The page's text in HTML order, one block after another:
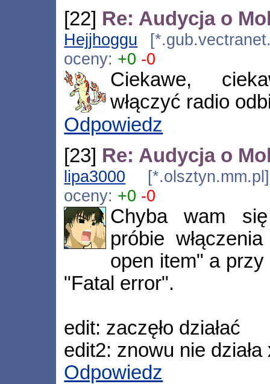
[22] Re: Audycja o
Hejjhoggu
oceny: +0 -0
Ciekawe,
włączyć radio
Odpowiedz
[23] Re: Audycja o
lipa3000
oceny: +0 -0
Chyba wam
próbie
open item" a
"Fatal error".
edit: zaczęło działać
edit2: znowu nie działa
Odpowiedz